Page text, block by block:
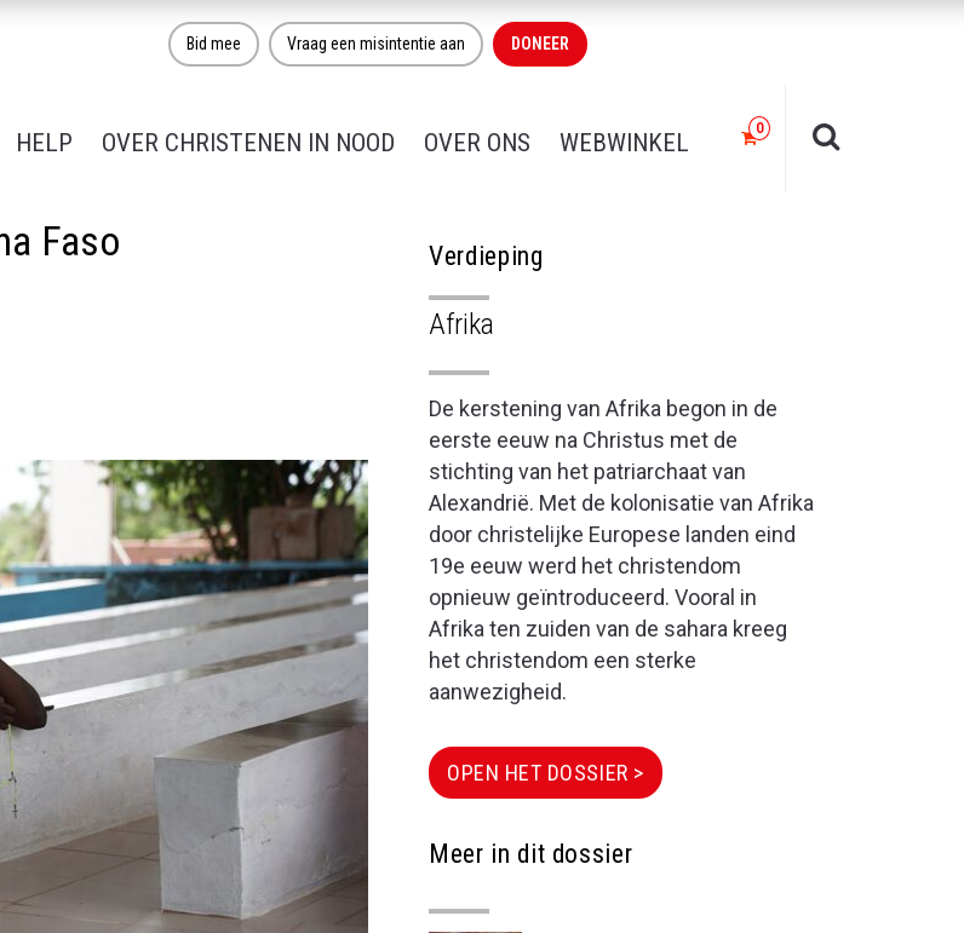
Bid mee Vraag een misintentie aan DONEER
HELP OVER CHRISTENEN IN NOOD OVER ONS WEBWINKEL
Faso Verdieping
Afrika
De kerstening van Afrika begon in de
eerste eeuw na Christus met de
stichting van het patriarchaat van
Alexandrië. Met de kolonisatie van Afrika
door christelijke Europese landen eind
19e eeuw werd het christendom
opnieuw geïntroduceerd. Vooral in
Afrika ten zuiden van de sahara kreeg
het christendom een sterke
aanwezigheid.
OPEN HET DOSSIER >
Meer in dit dossier